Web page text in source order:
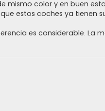
mismo color y en buen
estos coches ya tienen
es considerable. La